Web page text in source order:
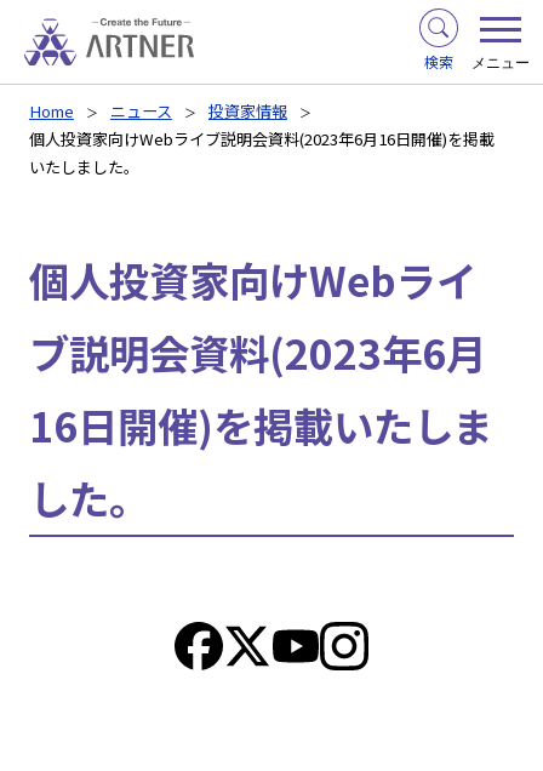
検索 メニュー
Home ニュース
投資家情報
個人投資家向けWebライブ説明会資料(2023年6月16日開催)を掲載
いたしました。
個人投資家向けWebライ
ブ説明会資料(2023年6月
16日開催)を掲載いたしま
した。